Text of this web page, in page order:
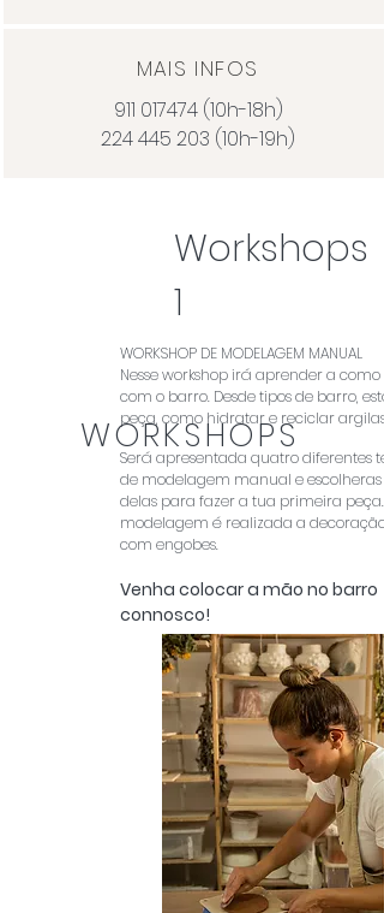
MAIS INFOS
911 017474(10h-18h)
224 445 203 (10h-19h)
Workshops
1
WORKSHOPS
WORKSHOP DE MODELAGEM MANUAL
Nesse workshop irá aprender a como
com o barro. Desde tipos de barro,
peça, como hidratar e reciclar argilas.
Será apresentada quatro diferentes
de modelagem manual e escolheras
delas para fazer a tua primeira peça.
modelagem é realizada a decoração
com engobes.
Venha colocar a mão no barro
connosco!